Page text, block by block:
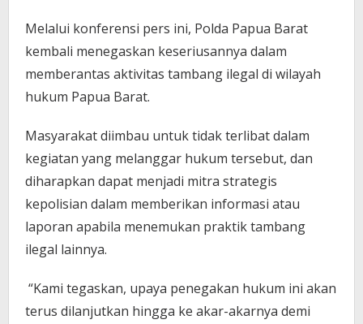
Melalui konferensi pers ini, Polda Papua Barat
kembali menegaskan keseriusannya dalam
memberantas aktivitas tambang ilegal di wilayah
hukum Papua Barat.
Masyarakat diimbau untuk tidak terlibat dalam
kegiatan yang melanggar hukum tersebut, dan
diharapkan dapat menjadi mitra strategis
kepolisian dalam memberikan informasi atau
laporan apabila menemukan praktik tambang
ilegal lainnya.
“Kami tegaskan, upaya penegakan hukum ini akan
terus dilanjutkan hingga ke akar-akarnya demi